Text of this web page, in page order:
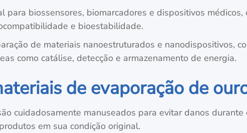
para biossensores, biomarcadores e dispositivos
e bioestabilidade.
de materiais nanoestruturados e nanodispositivos,
como catálise, detecção e armazenamento de energia.
de evaporação de
cuidadosamente manuseados para evitar danos
em sua condição original.